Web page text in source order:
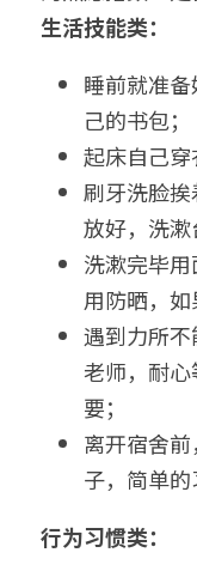
生活技能类：
睡前就准
己的书包；
起床自己穿
刷牙洗脸
放好，洗漱
洗漱完毕
用防晒，如
遇到力所
老师，耐
要；
离开宿舍
子，简单的
行为习惯类：